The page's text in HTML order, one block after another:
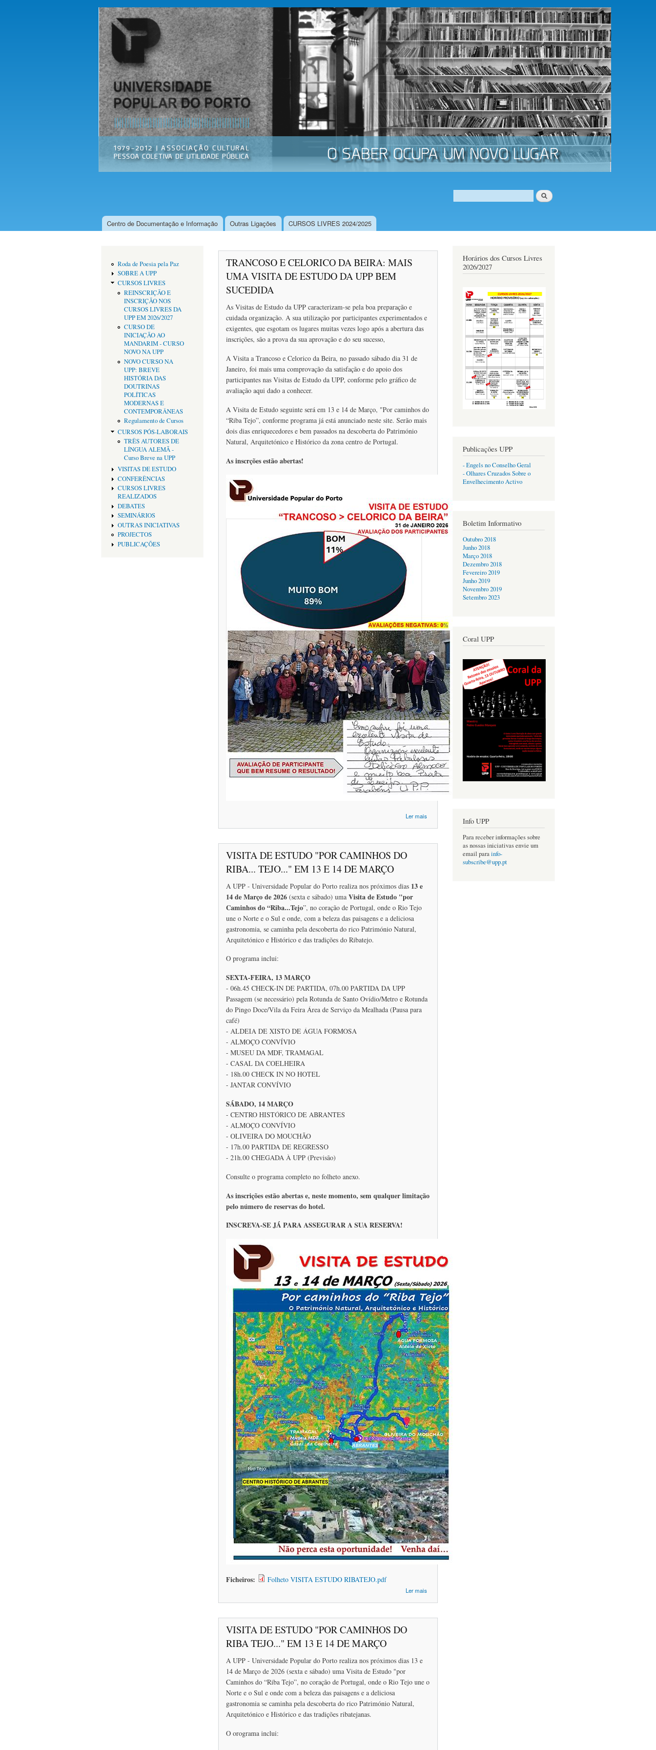
Passar
para o
conteúdo
principal
Universidade
Popular do
Porto
Associação
Cultural
Formulário de procura
Procurar
Menu principal
Centro de Documentação e Informação Outras Ligações CURSOS LIVRES 2024/2025
Roda de Poesia pela Paz
SOBRE A UPP
CURSOS LIVRES
REINSCRIÇÃO E
INSCRIÇÃO NOS
CURSOS LIVRES DA
UPP EM 2026/2027
CURSO DE
INICIAÇÃO AO
MANDARIM - CURSO
NOVO NA UPP
NOVO CURSO NA
UPP: BREVE
HISTÓRIA DAS
DOUTRINAS
POLÍTICAS
MODERNAS E
CONTEMPORÂNEAS
Regulamento de Cursos
CURSOS PÓS-LABORAIS
TRÊS AUTORES DE
LÍNGUA ALEMÃ -
Curso Breve na UPP
VISITAS DE ESTUDO
CONFERÊNCIAS
CURSOS LIVRES
REALIZADOS
DEBATES
SEMINÁRIOS
OUTRAS INICIATIVAS
PROJECTOS
PUBLICAÇÕES
TRANCOSO E CELORICO DA BEIRA: MAIS
UMA VISITA DE ESTUDO DA UPP BEM
SUCEDIDA
As Visitas de Estudo da UPP caracterizam-se pela boa preparação e
cuidada organização. A sua utilização por participantes experimentados e
exigentes, que esgotam os lugares muitas vezes logo após a abertura das
inscrições, são a prova da sua aprovação e do seu sucesso,
A Visita a Trancoso e Celorico da Beira, no passado sábado dia 31 de
Janeiro, foi mais uma comprovação da satisfação e do apoio dos
participantes nas Visitas de Estudo da UPP, conforme pelo gráfico de
avaliação aqui dado a conhecer.
A Visita de Estudo seguinte será em 13 e 14 de Março, "Por caminhos do
“Riba Tejo”, conforme programa já está anunciado neste site. Serão mais
dois dias enriquecedores e bem passados na descoberta do Património
Natural, Arquitetónico e Histórico da zona centro de Portugal.
As inscrções estão abertas!
Ler mais
VISITA DE ESTUDO "POR CAMINHOS DO
RIBA... TEJO..." EM 13 E 14 DE MARÇO
A UPP - Universidade Popular do Porto realiza nos próximos dias 13 e
14 de Março de 2026 (sexta e sábado) uma Visita de Estudo "por
Caminhos do “Riba...Tejo”, no coração de Portugal, onde o Rio Tejo
une o Norte e o Sul e onde, com a beleza das paisagens e a deliciosa
gastronomia, se caminha pela descoberta do rico Património Natural,
Arquitetónico e Histórico e das tradições do Ribatejo.
O programa inclui:
SEXTA-FEIRA, 13 MARÇO
- 06h.45 CHECK-IN DE PARTIDA, 07h.00 PARTIDA DA UPP
Passagem (se necessário) pela Rotunda de Santo Ovídio/Metro e Rotunda
do Pingo Doce/Vila da Feira Área de Serviço da Mealhada (Pausa para
café)
- ALDEIA DE XISTO DE ÁGUA FORMOSA
- ALMOÇO CONVÍVIO
- MUSEU DA MDF, TRAMAGAL
- CASAL DA COELHEIRA
- 18h.00 CHECK IN NO HOTEL
- JANTAR CONVÍVIO
SÁBADO, 14 MARÇO
- CENTRO HISTÓRICO DE ABRANTES
- ALMOÇO CONVÍVIO
- OLIVEIRA DO MOUCHÃO
- 17h.00 PARTIDA DE REGRESSO
- 21h.00 CHEGADA À UPP (Previsão)
Consulte o programa completo no folheto anexo.
As inscrições estão abertas e, neste momento, sem qualquer limitação
pelo número de reservas do hotel.
INSCREVA-SE JÁ PARA ASSEGURAR A SUA RESERVA!
Ficheiros: Folheto VISITA ESTUDO RIBATEJO.pdf
Ler mais
ESTUDO
VISITA DE ESTUDO "POR CAMINHOS DO
RIBA TEJO..." EM 13 E 14 DE MARÇO
A UPP - Universidade Popular do Porto realiza nos próximos dias 13 e
14 de Março de 2026 (sexta e sábado) uma Visita de Estudo "por
Caminhos do “Riba Tejo”, no coração de Portugal, onde o Rio Tejo une o
Norte e o Sul e onde com a beleza das paisagens e a deliciosa
gastronomia se caminha pela descoberta do rico Património Natural,
Arquitetónico e Histórico e das tradições ribatejanas.
O orograma inclui:
Horários dos Cursos Livres
2026/2027
Publicações UPP
- Engels no Conselho Geral
- Olhares Cruzados Sobre o
Envelhecimento Activo
Boletim Informativo
Outubro 2018
Junho 2018
Março 2018
Dezembro 2018
Fevereiro 2019
Junho 2019
Novembro 2019
Setembro 2023
Coral UPP
Info UPP
Para receber informações sobre
as nossas iniciativas envie um
email parainfo-
subscribe@upp.pt